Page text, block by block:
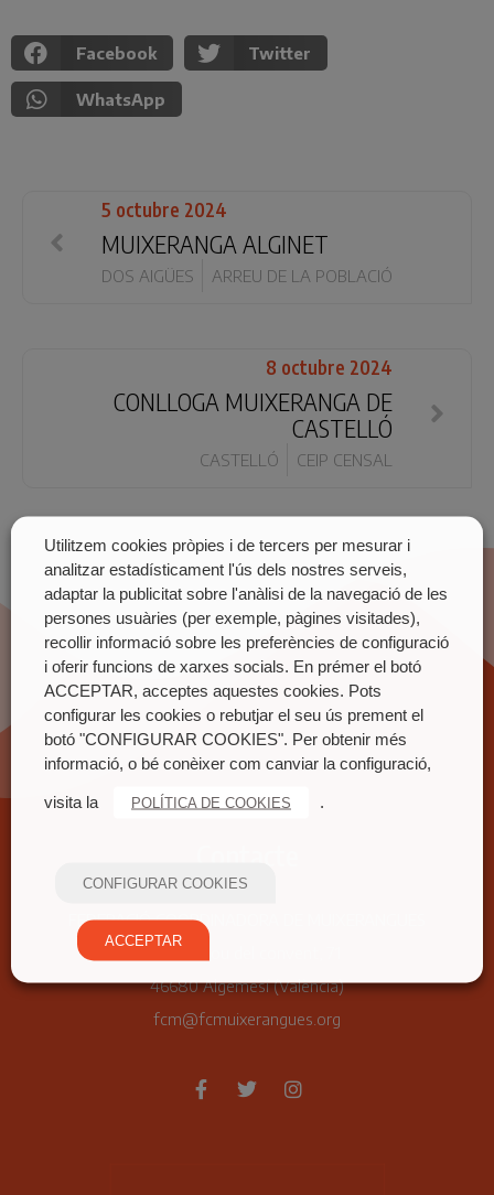
Facebook Twitter
WhatsApp
5 octubre 2024
MUIXERANGA ALGINET
DOS AIGÜES ARREU DE LA POBLACIÓ
8 octubre 2024
CONLLOGA MUIXERANGA DE
CASTELLÓ
CASTELLÓ CEIP CENSAL
FEDERACIÓ COORDINADORA DE MUIXERANGUES
Carrer nou del convent, 71
46680 Algemesí (València)
fcm@fcmuixerangues.org
Utilitzem cookies pròpies i de tercers per mesurar i
analitzar estadísticament l'ús dels nostres serveis,
adaptar la publicitat sobre l'anàlisi de la navegació de les
persones usuàries (per exemple, pàgines visitades),
recollir informació sobre les preferències de configuració
i oferir funcions de xarxes socials. En prémer el botó
ACCEPTAR, acceptes aquestes cookies. Pots
configurar les cookies o rebutjar el seu ús prement el
botó "CONFIGURAR COOKIES". Per obtenir més
informació, o bé conèixer com canviar la configuració,
visita la POLÍTICA DE COOKIES .
CONFIGURAR COOKIES
ACCEPTAR